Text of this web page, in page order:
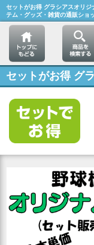
セットがお得 グラシアスオリ
テム・グッズ・雑貨の通販ショ
セットがお得 グ